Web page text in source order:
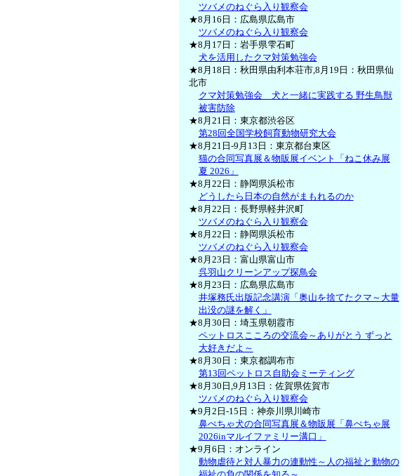
ツバメのねぐら入り観察会
★8月16日：広島県広島市
ツバメのねぐら入り観察会
★8月17日：岩手県雫石町
犬を活用したクマ対策勉強会
★8月18日：秋田県由利本荘市,8月19日：秋田県仙
北市
クマ対策勉強会 犬と一緒に実践する 野生鳥獣
被害防除
★8月21日：東京都渋谷区
第28回全国学校飼育動物研究大会
★8月21日-9月13日：東京都台東区
猫の合同写真展＆物販展イベント「ねこ休み展
夏 2026」
★8月22日：静岡県浜松市
どうしたら日本の自然がまもれるのか
★8月22日：長野県軽井沢町
ツバメのねぐら入り観察会
★8月22日：静岡県浜松市
ツバメのねぐら入り観察会
★8月23日：富山県富山市
呉羽山クリーンアップ探鳥会
★8月23日：広島県広島市
井塚務氏出版記念講演「奥山を捨てたクマ～大量
出没の謎を解く」
★8月30日：埼玉県朝霞市
ペットロスこころの交流会～ありがとう ずっと
大好きだよ～
★8月30日：東京都調布市
第13回ペットロス自助会ミーティング
★8月30日,9月13日：佐賀県佐賀市
ツバメのねぐら入り観察会
★9月2日-15日：神奈川県川崎市
鼻ぺちゃ犬の合同写真展＆物販展「鼻ぺちゃ展
2026inマルイファミリー溝口」
★9月6日：オンライン
動物虐待と対人暴力の連動性～人の福祉と動物の